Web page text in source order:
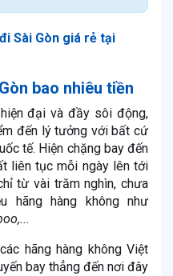
Sài Gòn giá rẻ tại
bao nhiêu tiền
đại và đầy sôi động,
đến lý tưởng với bất cứ
tế. Hiện chặng bay đến
liên tục mỗi ngày lên tới
từ vài trăm nghìn, chưa
hãng hàng không như
hãng hàng không Việt
bay thẳng đến nơi đây